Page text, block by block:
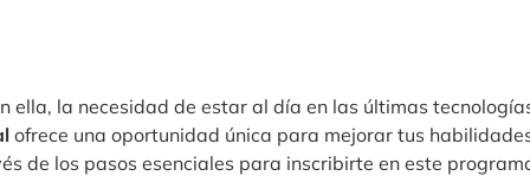
ella, la necesidad de estar al día en las últimas
ofrece una oportunidad única para mejorar tus
de los pasos esenciales para inscribirte en este